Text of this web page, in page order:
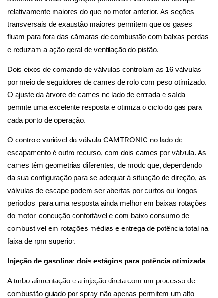
relativamente maiores do que no motor anterior. As seções
transversais de exaustão maiores permitem que os gases
fluam para fora das câmaras de combustão com baixas perdas
e reduzam a ação geral de ventilação do pistão.
Dois eixos de comando de válvulas controlam as 16 válvulas
por meio de seguidores de cames de rolo com peso otimizado.
O ajuste da árvore de cames no lado de entrada e saída
permite uma excelente resposta e otimiza o ciclo do gás para
cada ponto de operação.
O controle variável da válvula CAMTRONIC no lado do
escapamento é outro recurso, com dois cames por válvula. As
cames têm geometrias diferentes, de modo que, dependendo
da sua configuração para se adequar à situação de direção, as
válvulas de escape podem ser abertas por curtos ou longos
períodos, para uma resposta ainda melhor em baixas rotações
do motor, condução confortável e com baixo consumo de
combustível em rotações médias e entrega de potência total na
faixa de rpm superior.
Injeção de gasolina: dois estágios para potência otimizada
A turbo alimentação e a injeção direta com um processo de
combustão guiado por spray não apenas permitem um alto